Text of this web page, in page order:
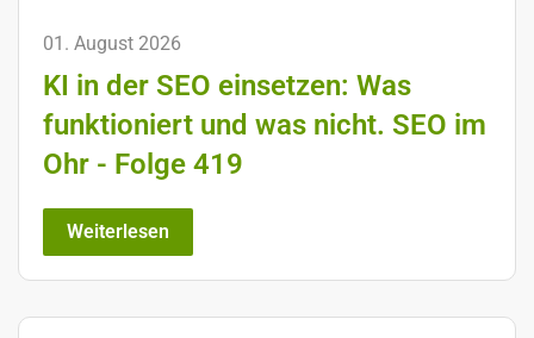
01. August 2026
KI in der SEO einsetzen: Was
funktioniert und was nicht. SEO im
Ohr - Folge 419
Weiterlesen